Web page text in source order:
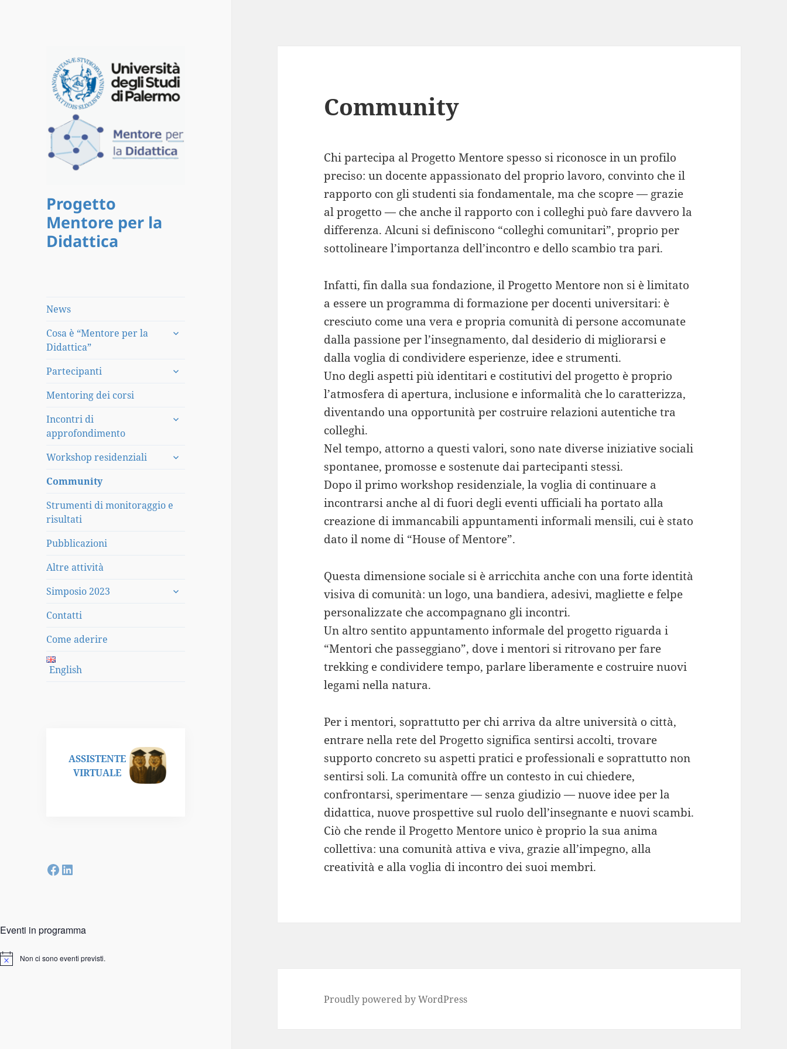
Progetto
Mentore per la
Didattica
News
Cosa è “Mentore per la
Didattica”
apri
child
Partecipanti
apri
Mentoring dei corsi
Incontri di
approfondimento
apri
child
Workshop residenziali
apri
Community
Strumenti di monitoraggio e
risultati
Pubblicazioni
Altre attività
Simposio 2023
apri
Contatti
Come aderire
English
ASSISTENTE
VIRTUALE
Facebook
LinkedIn
Eventi in programma
Notice Non ci sono eventi previsti.
Community
Chi partecipa al Progetto Mentore spesso si riconosce in un profilo
preciso: un docente appassionato del proprio lavoro, convinto che il
rapporto con gli studenti sia fondamentale, ma che scopre — grazie
al progetto — che anche il rapporto con i colleghi può fare davvero la
differenza. Alcuni si definiscono “colleghi comunitari”, proprio per
sottolineare l’importanza dell’incontro e dello scambio tra pari.
Infatti, fin dalla sua fondazione, il Progetto Mentore non si è limitato
a essere un programma di formazione per docenti universitari: è
cresciuto come una vera e propria comunità di persone accomunate
dalla passione per l’insegnamento, dal desiderio di migliorarsi e
dalla voglia di condividere esperienze, idee e strumenti.
Uno degli aspetti più identitari e costitutivi del progetto è proprio
l’atmosfera di apertura, inclusione e informalità che lo caratterizza,
diventando una opportunità per costruire relazioni autentiche tra
colleghi.
Nel tempo, attorno a questi valori, sono nate diverse iniziative sociali
spontanee, promosse e sostenute dai partecipanti stessi.
Dopo il primo workshop residenziale, la voglia di continuare a
incontrarsi anche al di fuori degli eventi ufficiali ha portato alla
creazione di immancabili appuntamenti informali mensili, cui è stato
dato il nome di “House of Mentore”.
Questa dimensione sociale si è arricchita anche con una forte identità
visiva di comunità: un logo, una bandiera, adesivi, magliette e felpe
personalizzate che accompagnano gli incontri.
Un altro sentito appuntamento informale del progetto riguarda i
“Mentori che passeggiano”, dove i mentori si ritrovano per fare
trekking e condividere tempo, parlare liberamente e costruire nuovi
legami nella natura.
Per i mentori, soprattutto per chi arriva da altre università o città,
entrare nella rete del Progetto significa sentirsi accolti, trovare
supporto concreto su aspetti pratici e professionali e soprattutto non
sentirsi soli. La comunità offre un contesto in cui chiedere,
confrontarsi, sperimentare — senza giudizio — nuove idee per la
didattica, nuove prospettive sul ruolo dell’insegnante e nuovi scambi.
Ciò che rende il Progetto Mentore unico è proprio la sua anima
collettiva: una comunità attiva e viva, grazie all’impegno, alla
creatività e alla voglia di incontro dei suoi membri.
Proudly powered by WordPress